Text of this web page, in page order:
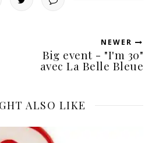
NEWER
Big event - "I'm 30"
avec La Belle Bleue
ALSO LIKE